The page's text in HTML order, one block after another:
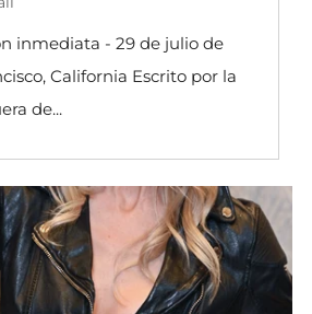
inmediata - 29 de julio de
California Escrito por la
de...